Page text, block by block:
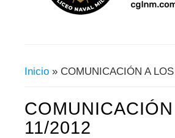
Inicio » COMUNICACIÓN A
11/2012